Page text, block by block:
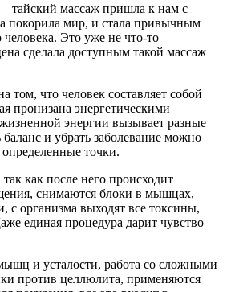
тайский массаж пришла к нам с
покорила мир, и стала привычным
Это уже не что-то
сделала доступным такой массаж
том, что человек составляет собой
пронизана энергетическими
энергии вызывает разные
и убрать заболевание можно
точки.
как после него происходит
снимаются блоки в мышцах,
с организма выходят все токсины,
единая процедура дарит чувство
и усталости, работа со сложными
против целлюлита, применяются